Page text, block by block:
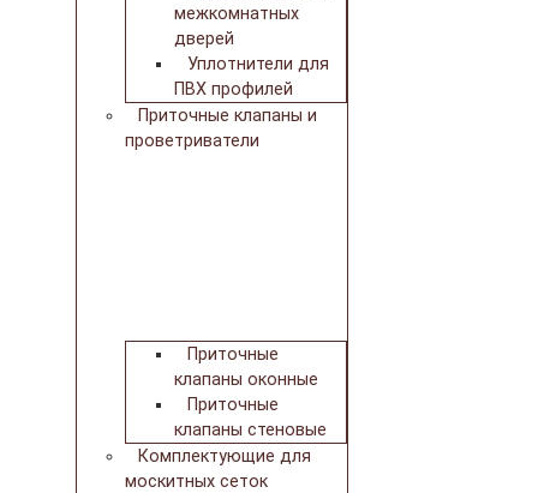
межкомнатных
дверей
Уплотнители для
ПВХ профилей
Приточные клапаны и
проветриватели
Приточные
клапаны оконные
Приточные
клапаны стеновые
Комплектующие для
москитных сеток